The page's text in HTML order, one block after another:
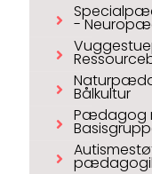
-
Bålkultur
Pædagog